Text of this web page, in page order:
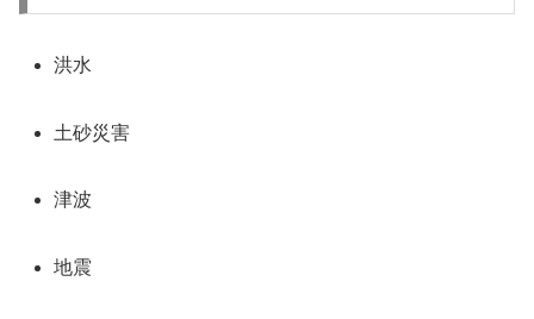
洪水
土砂災害
津波
地震